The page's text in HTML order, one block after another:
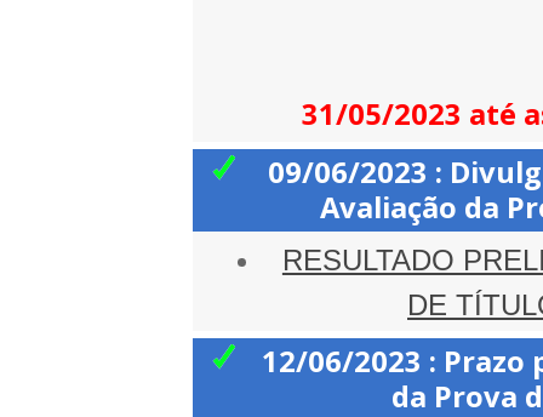
31/05/2023 até
09/06/2023 :
Avaliação da
RESULTADO
DE
12/06/2023 : Prazo
da Prova